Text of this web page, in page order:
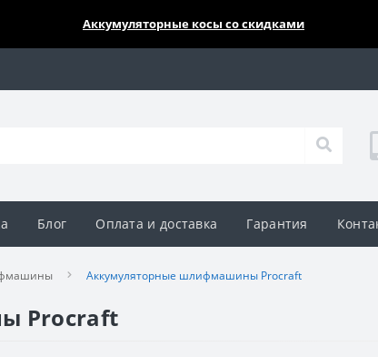
Аккумуляторные косы со скидками
Блог Оплата и доставка Гарантия
Аккумуляторные шлифмашины Procraft
Procraft